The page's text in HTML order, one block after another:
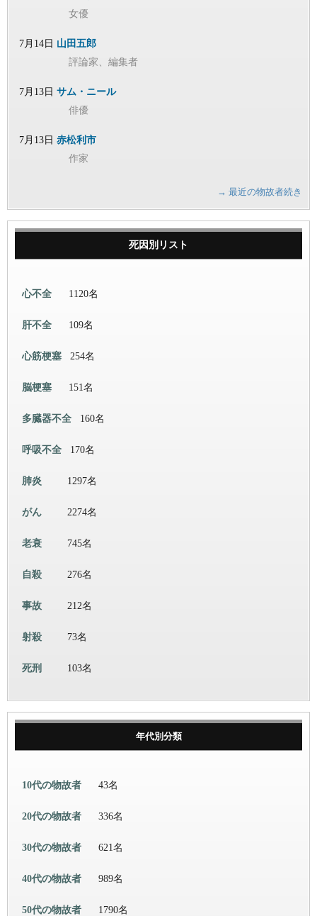
女優
7月14日 山田五郎
評論家、編集者
7月13日 サム・ニール
俳優
7月13日 赤松利市
作家
→ 最近の物故者続き
死因別リスト
心不全 1120名
肝不全 109名
心筋梗塞 254名
脳梗塞 151名
多臓器不全 160名
呼吸不全 170名
肺炎 1297名
がん 2274名
老衰 745名
自殺 276名
事故 212名
射殺 73名
死刑 103名
年代別分類
10代の物故者 43名
20代の物故者 336名
30代の物故者 621名
40代の物故者 989名
50代の物故者 1790名